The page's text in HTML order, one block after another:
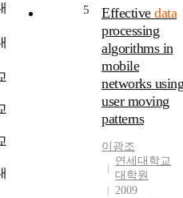
5 Effective data
processing
algorithms in
mobile
networks using
user moving
patterns
이광조
연세대학교
대학원
2009